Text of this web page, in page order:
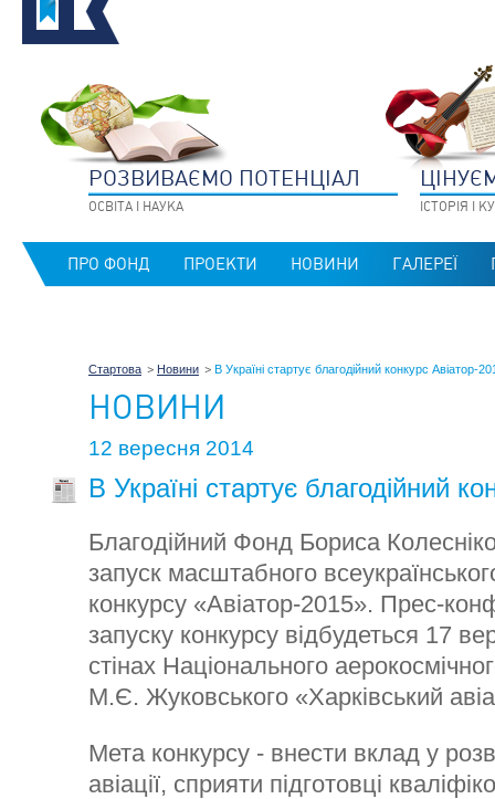
РОЗВИВАЄМО ПОТЕНЦIАЛ
ОСВIТА I НАУКА IСТОРIЯ I
ПРО ФОНД ПРОЕКТИ НОВИНИ ГАЛЕРЕЇ
Стартова Новини В Україні стартує благодійний конкурс Авіатор-
НОВИНИ
12 вересня 2014
В Україні стартує благодійний
Благодійний Фонд Бориса
запуск масштабного
конкурсу «Авіатор-2015». Прес-
запуску конкурсу відбудеться 17
стінах Національного
М.Є. Жуковського «Харківський
Мета конкурсу - внести вклад у
авіації, сприяти підготовці